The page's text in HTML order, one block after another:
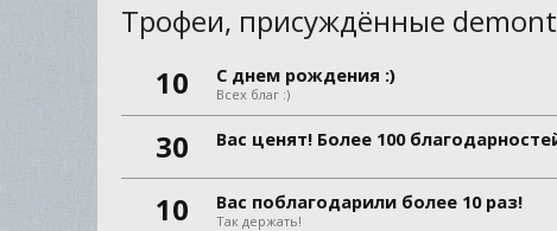
Трофеи, присуждённые
10
С днем рождения :)
Всех благ :)
30 Вас ценят! Более 100
10 Вас поблагодарили более 10 раз!
Так держать!